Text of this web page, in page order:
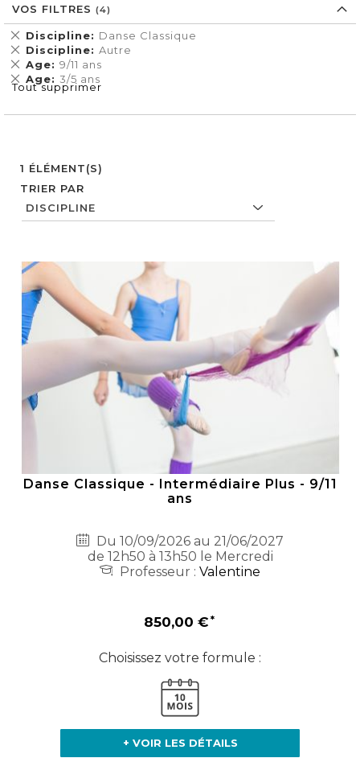
1 ÉLÉMENT(S)
TRIER PAR
Danse Classique - Intermédiaire Plus - 9/11
ans
Du 10/09/2026 au 21/06/2027
de 12h50 à 13h50 le Mercredi
Professeur : Valentine
850,00 €
Choisissez votre formule :
+ VOIR LES DÉTAILS
VOS FILTRES
Discipline Danse Classique
Supprimer
cet
Élément
Discipline Autre
Supprimer
cet
Élément
Age 9/11 ans
Supprimer
cet
Élément
Age 3/5 ans
Supprimer
cet
Tout supprimer